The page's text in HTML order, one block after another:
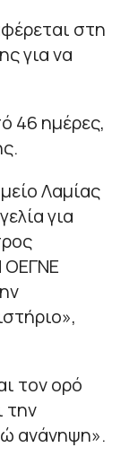
στη
για να
46 ημέρες,
Λαμίας
για
ΟΕΓΝΕ
τον ορό
την
ανάνηψη».